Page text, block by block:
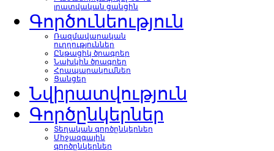
լրատվական ցանցին
Գործունեություն
Ռազմավարական
ուղղություններ
Ընթացիկ ծրագրեր
Նախկին ծրագրեր
Հրապարակումներ
Ցանցեր
Նվիրատվություն
Գործընկերներ
Տեղական գործընկերներ
Միջազգային
գործընկերներ